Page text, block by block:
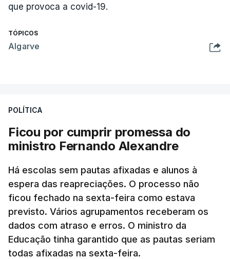
que provoca a covid-19.
TÓPICOS
Algarve
POLÍTICA
Ficou por cumprir promessa do
ministro Fernando Alexandre
Há escolas sem pautas afixadas e alunos à
espera das reapreciações. O processo não
ficou fechado na sexta-feira como estava
previsto. Vários agrupamentos receberam os
dados com atraso e erros. O ministro da
Educação tinha garantido que as pautas seriam
todas afixadas na sexta-feira.